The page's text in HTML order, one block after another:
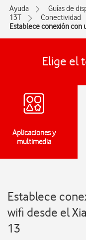
Ayuda Guías de
13T
Conectividad
Establece conexión con
Elige el
Aplicaciones y
multimedia
Establece
wifi desde el
13